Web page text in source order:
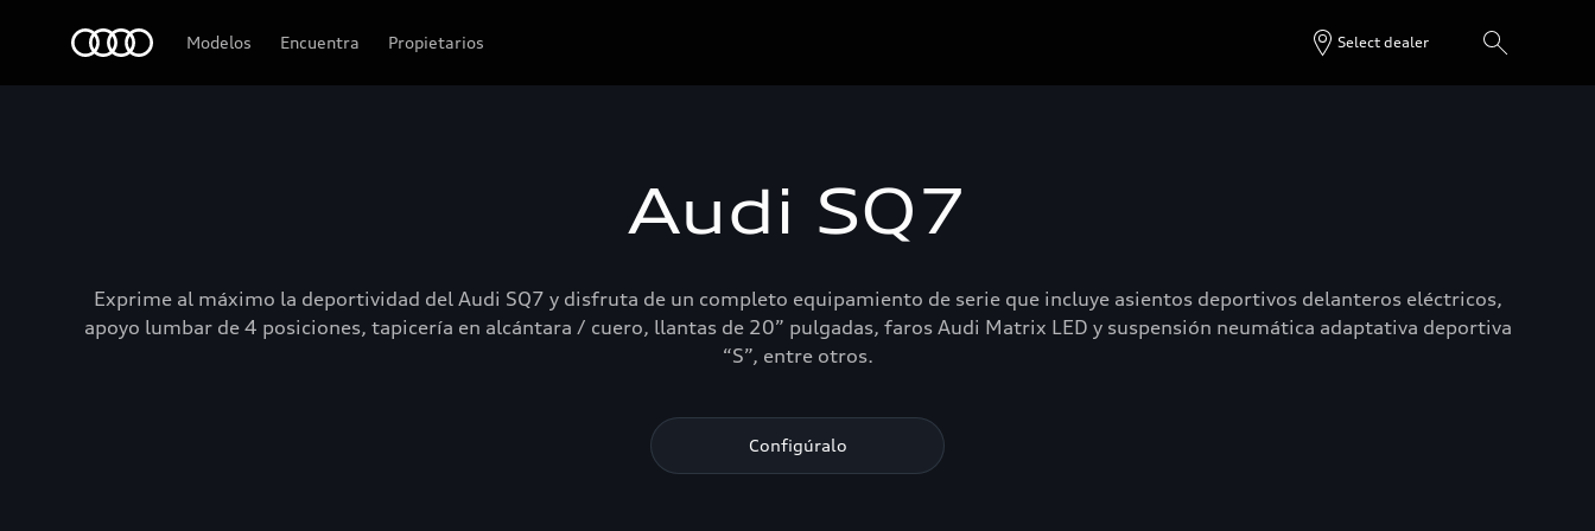
Modelos Encuentra Propietarios Select dealer
Audi SQ7
Exprime al máximo la deportividad del Audi SQ7 y disfruta de un completo equipamiento de serie que incluye asientos deportivos delanteros eléctricos,
apoyo lumbar de 4 posiciones, tapicería en alcántara / cuero, llantas de 20” pulgadas, faros Audi Matrix LED y suspensión neumática adaptativa deportiva
“S”, entre otros.
Configúralo